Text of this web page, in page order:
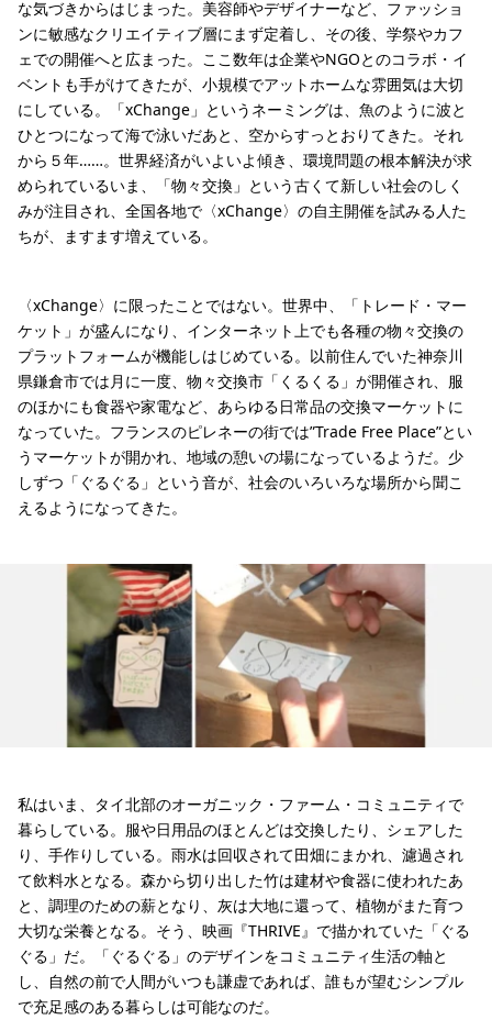
な気づきからはじまった。美容師やデザイナーなど、ファッショ
ンに敏感なクリエイティブ層にまず定着し、その後、学祭やカフ
ェでの開催へと広まった。ここ数年は企業やNGOとのコラボ・イ
ベントも手がけてきたが、小規模でアットホームな雰囲気は大切
にしている。「xChange」というネーミングは、魚のように波と
ひとつになって海で泳いだあと、空からすっとおりてきた。それ
から５年……。世界経済がいよいよ傾き、環境問題の根本解決が求
められているいま、「物々交換」という古くて新しい社会のしく
みが注目され、全国各地で〈xChange〉の自主開催を試みる人た
ちが、ますます増えている。
〈xChange〉に限ったことではない。世界中、「トレード・マー
ケット」が盛んになり、インターネット上でも各種の物々交換の
プラットフォームが機能しはじめている。以前住んでいた神奈川
県鎌倉市では月に一度、物々交換市「くるくる」が開催され、服
のほかにも食器や家電など、あらゆる日常品の交換マーケットに
なっていた。フランスのピレネーの街では”Trade Free Place”とい
うマーケットが開かれ、地域の憩いの場になっているようだ。少
しずつ「ぐるぐる」という音が、社会のいろいろな場所から聞こ
えるようになってきた。
私はいま、タイ北部のオーガニック・ファーム・コミュニティで
暮らしている。服や日用品のほとんどは交換したり、シェアした
り、手作りしている。雨水は回収されて田畑にまかれ、濾過され
て飲料水となる。森から切り出した竹は建材や食器に使われたあ
と、調理のための薪となり、灰は大地に還って、植物がまた育つ
大切な栄養となる。そう、映画『THRIVE』で描かれていた「ぐる
ぐる」だ。「ぐるぐる」のデザインをコミュニティ生活の軸と
し、自然の前で人間がいつも謙虚であれば、誰もが望むシンプル
で充足感のある暮らしは可能なのだ。